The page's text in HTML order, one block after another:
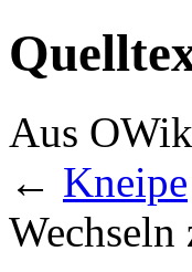
Aus
← Kneipe
Wechseln